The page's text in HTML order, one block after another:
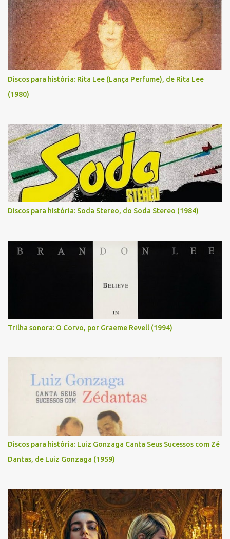
Discos para história: Rita Lee (Lança Perfume), de Rita Lee
(1980)
Discos para história: Soda Stereo, do Soda Stereo (1984)
Trilha sonora: O Corvo, por Graeme Revell (1994)
Discos para história: Luiz Gonzaga Canta Seus Sucessos com Zé
Dantas, de Luiz Gonzaga (1959)